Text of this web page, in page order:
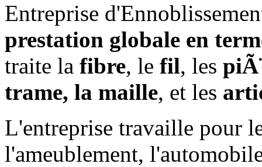
Entreprise
prestation globale en
traite la fibre, le fil, les
trame, la maille, et les
L'entreprise travaille pour
l'ameublement,